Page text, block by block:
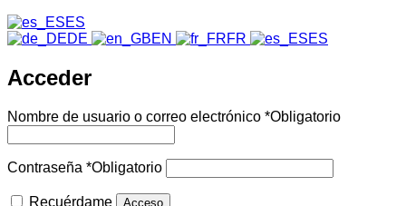
ES
DE
EN FR ES
Acceder
Nombre de usuario o correo electrónico *Obligatorio
Contraseña *Obligatorio
Recuérdame Acceso